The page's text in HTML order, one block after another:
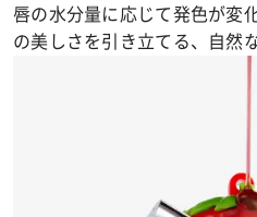
唇の水分量に応じて発色が変
の美しさを引き立てる、自然